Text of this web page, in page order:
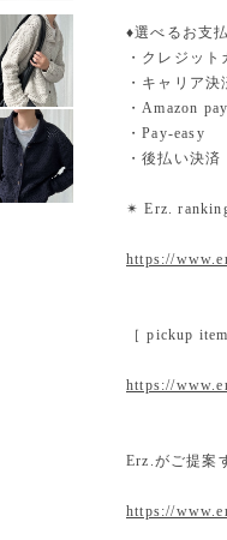
♦︎選べるお支
・クレジッ
・キャリア
・Amazon
・Pay-easy
・後払い決済
✴︎ Erz.
https://
［ pickup
https://
Erz.がご提案
https://